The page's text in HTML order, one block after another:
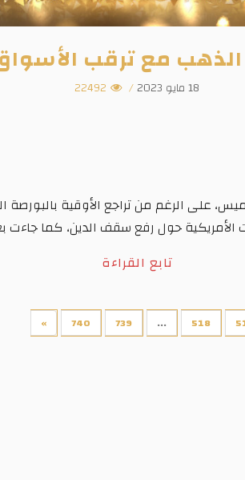
مع ترقب الأسواق
18 مايو 2023 /
22492
على الرغم من تراجع الأوقية
الأمريكية حول رفع سقف الدين، كما جاءت
تابع القراءة
518
...
739
740
»